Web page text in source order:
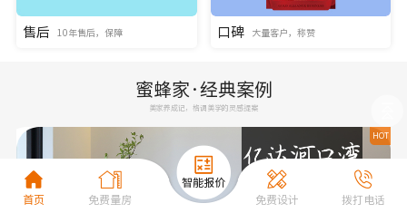
售后 10年售后，保障 口碑 大量客户，称赞
蜜蜂家·经典案例
美家养成记，格调美学的灵感提案
HOT
首页 免费量房 免费设计 拨打电话